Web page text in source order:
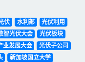
伏 水利部
光伏利用
光伏大会
光伏板块
业发展大会
光伏子公司
新加坡国立大学